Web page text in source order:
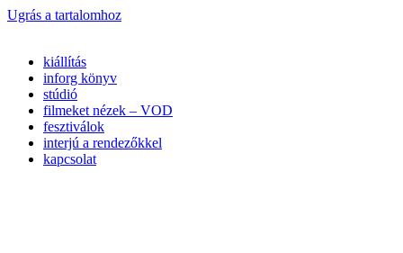
Ugrás a tartalomhoz
kiállítás
inforg könyv
stúdió
filmeket nézek – VOD
fesztiválok
interjú a rendezőkkel
kapcsolat